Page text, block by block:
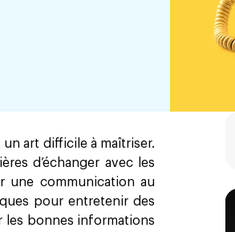
art difficile à maîtriser.​
d’échanger avec les
une communication au
pour entretenir des
les bonnes informations